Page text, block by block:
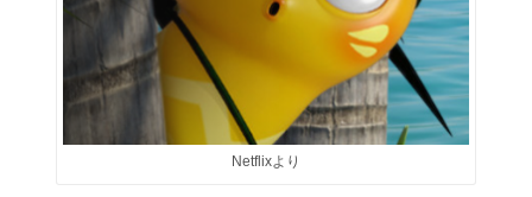
Netflixより